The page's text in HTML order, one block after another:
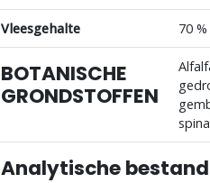
Vleesgehalte 70 %
BOTANISCHE
GRONDSTOFFEN
Analytische